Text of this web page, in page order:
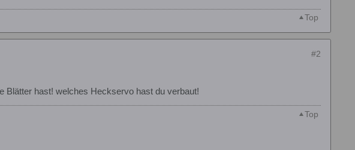
Top
#2
Blätter hast! welches Heckservo hast du verbaut!
Top